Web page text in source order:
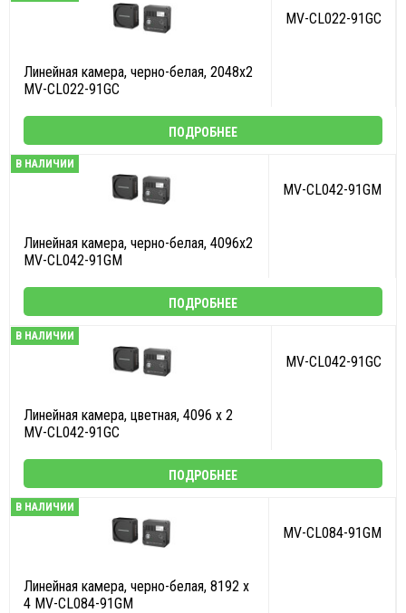
MV-CL022-91GC
Линейная камера, черно-белая, 2048х2
MV-CL022-91GC
ПОДРОБНЕЕ
В НАЛИЧИИ
MV-CL042-91GM
Линейная камера, черно-белая, 4096х2
MV-CL042-91GM
ПОДРОБНЕЕ
В НАЛИЧИИ
MV-CL042-91GC
Линейная камера, цветная, 4096 x 2
MV-CL042-91GC
ПОДРОБНЕЕ
В НАЛИЧИИ
MV-CL084-91GM
Линейная камера, черно-белая, 8192 x
4 MV-CL084-91GM